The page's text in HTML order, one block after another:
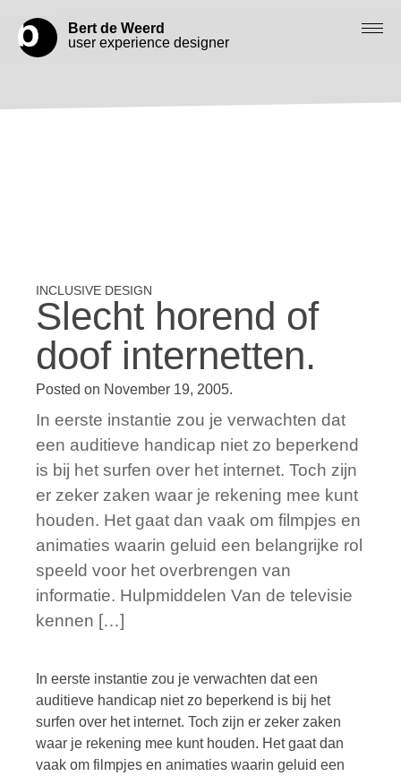
Slecht horend of
doof internetten.
Posted on November 19, 2005.
In eerste instantie zou je verwachten dat
een auditieve handicap niet zo beperkend
is bij het surfen over het internet. Toch zijn
er zeker zaken waar je rekening mee kunt
houden. Het gaat dan vaak om filmpjes en
animaties waarin geluid een belangrijke rol
speeld voor het overbrengen van
informatie. Hulpmiddelen Van de televisie
kennen […]
In eerste instantie zou je verwachten dat een
auditieve handicap niet zo beperkend is bij het
surfen over het internet. Toch zijn er zeker zaken
waar je rekening mee kunt houden. Het gaat dan
vaak om filmpjes en animaties waarin geluid een
Bert de Weerd
user experience designer